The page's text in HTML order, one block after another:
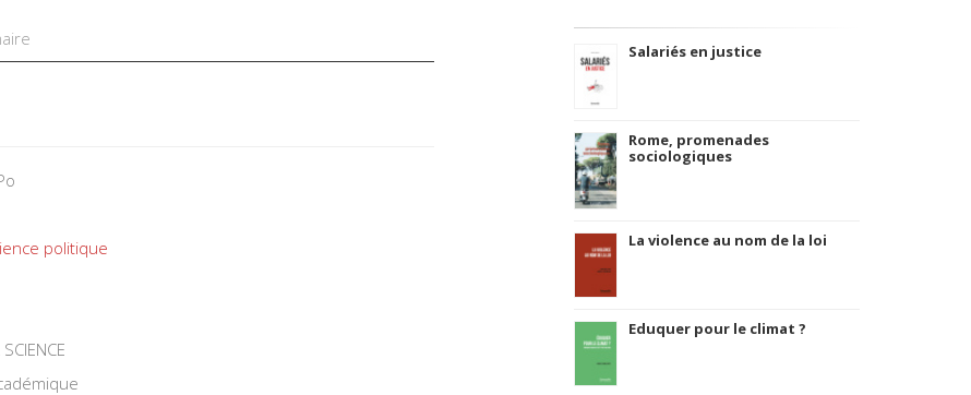
politique
Salariés en justice
Rome, promenades
sociologiques
La violence au nom de la loi
Eduquer pour le climat ?